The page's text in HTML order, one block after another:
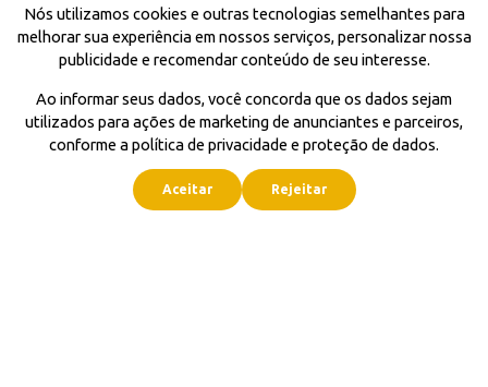
Nós utilizamos cookies e outras tecnologias semelhantes para
melhorar sua experiência em nossos serviços, personalizar nossa
publicidade e recomendar conteúdo de seu interesse.
Ao informar seus dados, você concorda que os dados sejam
utilizados para ações de marketing de anunciantes e parceiros,
conforme a política de privacidade e proteção de dados.
Aceitar Rejeitar